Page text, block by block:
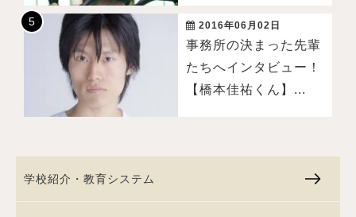
2016年06月02日
事務所の決まった先輩
たちへインタビュー！
【橋本佳祐くん】...
学校紹介・教育システム